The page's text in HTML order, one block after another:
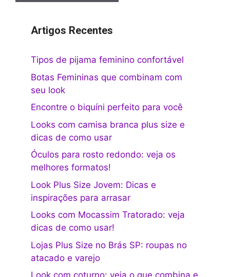
Artigos Recentes
Tipos de pijama feminino confortável
Botas Femininas que combinam com
seu look
Encontre o biquíni perfeito para você
Looks com camisa branca plus size e
dicas de como usar
Óculos para rosto redondo: veja os
melhores formatos!
Look Plus Size Jovem: Dicas e
inspirações para arrasar
Looks com Mocassim Tratorado: veja
dicas de como usar!
Lojas Plus Size no Brás SP: roupas no
atacado e varejo